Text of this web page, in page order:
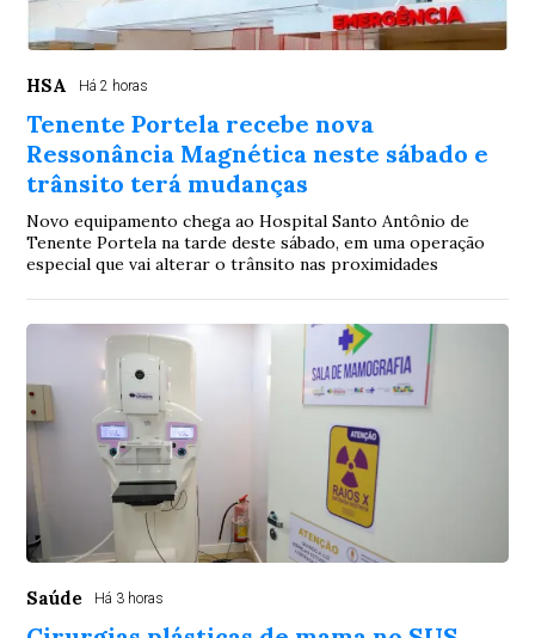
HSA Há 2 horas
Tenente Portela recebe nova
Ressonância Magnética neste sábado e
trânsito terá mudanças
Novo equipamento chega ao Hospital Santo Antônio de
Tenente Portela na tarde deste sábado, em uma operação
especial que vai alterar o trânsito nas proximidades
Saúde Há 3 horas